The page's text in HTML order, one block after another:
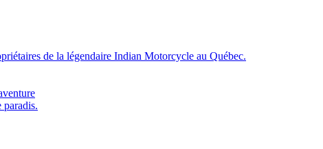
de la légendaire Indian Motorcycle au Québec.
paradis.